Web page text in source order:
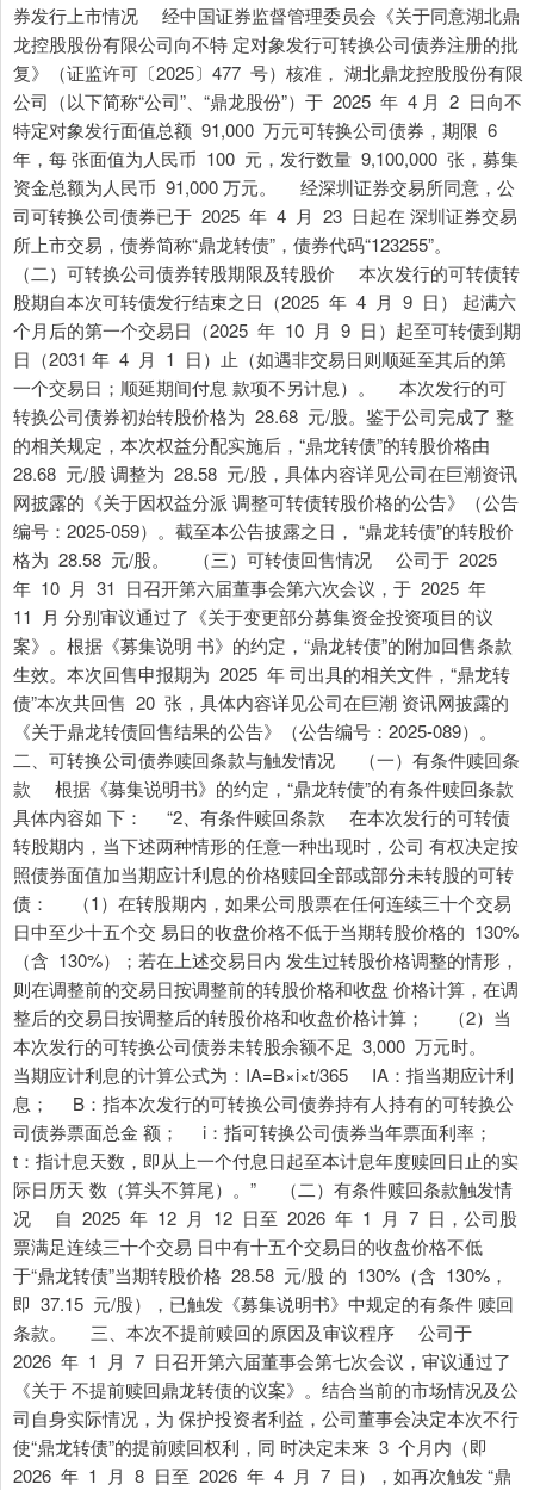
券发行上市情况 经中国证券监督管理委员会《关于同意湖北鼎
龙控股股份有限公司向不特 定对象发行可转换公司债券注册的批
复》（证监许可〔2025〕477 号）核准， 湖北鼎龙控股股份有限
公司（以下简称“公司”、“鼎龙股份”）于 2025 年 4 月 2 日向不
特定对象发行面值总额 91,000 万元可转换公司债券，期限 6
年，每 张面值为人民币 100 元，发行数量 9,100,000 张，募集
资金总额为人民币 91,000 万元。 经深圳证券交易所同意，公
司可转换公司债券已于 2025 年 4 月 23 日起在 深圳证券交易
所上市交易，债券简称“鼎龙转债”，债券代码“123255”。
（二）可转换公司债券转股期限及转股价 本次发行的可转债转
股期自本次可转债发行结束之日（2025 年 4 月 9 日） 起满六
个月后的第一个交易日（2025 年 10 月 9 日）起至可转债到期
日（2031 年 4 月 1 日）止（如遇非交易日则顺延至其后的第
一个交易日；顺延期间付息 款项不另计息）。 本次发行的可
转换公司债券初始转股价格为 28.68 元/股。鉴于公司完成了 整
的相关规定，本次权益分配实施后，“鼎龙转债”的转股价格由
28.68 元/股 调整为 28.58 元/股，具体内容详见公司在巨潮资讯
网披露的《关于因权益分派 调整可转债转股价格的公告》（公告
编号：2025-059）。截至本公告披露之日， “鼎龙转债”的转股价
格为 28.58 元/股。 （三）可转债回售情况 公司于 2025
年 10 月 31 日召开第六届董事会第六次会议，于 2025 年
11 月 分别审议通过了《关于变更部分募集资金投资项目的议
案》。根据《募集说明 书》的约定，“鼎龙转债”的附加回售条款
生效。本次回售申报期为 2025 年 司出具的相关文件，“鼎龙转
债”本次共回售 20 张，具体内容详见公司在巨潮 资讯网披露的
《关于鼎龙转债回售结果的公告》（公告编号：2025-089）。
二、可转换公司债券赎回条款与触发情况 （一）有条件赎回条
款 根据《募集说明书》的约定，“鼎龙转债”的有条件赎回条款
具体内容如 下： “2、有条件赎回条款 在本次发行的可转债
转股期内，当下述两种情形的任意一种出现时，公司 有权决定按
照债券面值加当期应计利息的价格赎回全部或部分未转股的可转
债： （1）在转股期内，如果公司股票在任何连续三十个交易
日中至少十五个交 易日的收盘价格不低于当期转股价格的 130%
（含 130%）；若在上述交易日内 发生过转股价格调整的情形，
则在调整前的交易日按调整前的转股价格和收盘 价格计算，在调
整后的交易日按调整后的转股价格和收盘价格计算； （2）当
本次发行的可转换公司债券未转股余额不足 3,000 万元时。
当期应计利息的计算公式为：IA=B×i×t/365 IA：指当期应计利
息； B：指本次发行的可转换公司债券持有人持有的可转换公
司债券票面总金 额； i：指可转换公司债券当年票面利率；
t：指计息天数，即从上一个付息日起至本计息年度赎回日止的实
际日历天 数（算头不算尾）。” （二）有条件赎回条款触发情
况 自 2025 年 12 月 12 日至 2026 年 1 月 7 日，公司股
票满足连续三十个交易 日中有十五个交易日的收盘价格不低
于“鼎龙转债”当期转股价格 28.58 元/股 的 130%（含 130%，
即 37.15 元/股），已触发《募集说明书》中规定的有条件 赎回
条款。 三、本次不提前赎回的原因及审议程序 公司于
2026 年 1 月 7 日召开第六届董事会第七次会议，审议通过了
《关于 不提前赎回鼎龙转债的议案》。结合当前的市场情况及公
司自身实际情况，为 保护投资者利益，公司董事会决定本次不行
使“鼎龙转债”的提前赎回权利，同 时决定未来 3 个月内（即
2026 年 1 月 8 日至 2026 年 4 月 7 日），如再次触发 “鼎